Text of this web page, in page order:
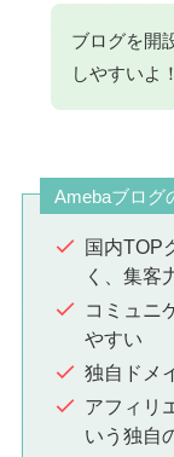
ブログを開
しやすいよ ！
Amebaブログ
国内TOP
く、集客
コミュニ
やすい
独自ドメ
アフィリ
いう独自